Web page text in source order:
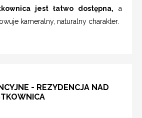
jest łatwo dostępna, a
kameralny, naturalny charakter.
- REZYDENCJA NAD